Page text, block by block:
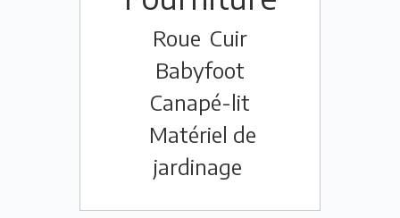
Roue Cuir
Babyfoot
Canapé-lit
Matériel de
jardinage